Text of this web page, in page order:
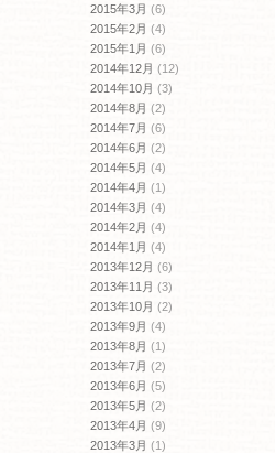
2015年3月 (6)
2015年2月 (4)
2015年1月 (6)
2014年12月 (12)
2014年10月 (3)
2014年8月 (2)
2014年7月 (6)
2014年6月 (2)
2014年5月 (4)
2014年4月 (1)
2014年3月 (4)
2014年2月 (4)
2014年1月 (4)
2013年12月 (6)
2013年11月 (3)
2013年10月 (2)
2013年9月 (4)
2013年8月 (1)
2013年7月 (2)
2013年6月 (5)
2013年5月 (2)
2013年4月 (9)
2013年3月 (1)